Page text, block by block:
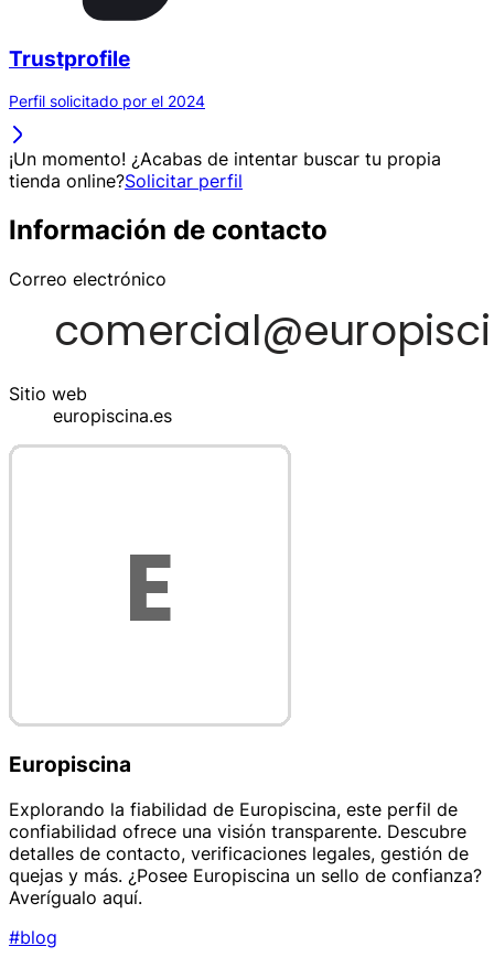
Trustprofile
Perfil solicitado por el 2024
¡Un momento! ¿Acabas de intentar buscar tu propia
tienda online?Solicitar perfil
Información de contacto
Correo electrónico
Sitio web
europiscina.es
Europiscina
Explorando la fiabilidad de Europiscina, este perfil de
confiabilidad ofrece una visión transparente. Descubre
detalles de contacto, verificaciones legales, gestión de
quejas y más. ¿Posee Europiscina un sello de confianza?
Averígualo aquí.
#blog